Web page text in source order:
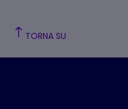
TORNA SU